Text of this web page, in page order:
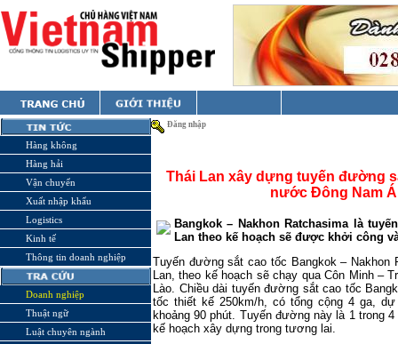
Hàng không
Hàng hải
Vận chuyển
Xuất nhập khẩu
Logistics
Kinh tế
Thông tin doanh nghiệp
Doanh nghiệp
Thuật ngữ
Luật chuyên ngành
Đăng nhập
Thái Lan xây dựng tuyến đường
nước Đông Nam Á
Bangkok – Nakhon Ratchasima là
Lan theo kế hoạch sẽ được khởi công
Tuyến đường sắt cao tốc Bangkok– Nakhon
Lan, theo kế hoạch sẽ chạy qua Côn Minh –
Lào. Chiều dài tuyến đường sắt cao tốc
tốc thiết kế 250km/h, có tổng cộng 4 ga,
khoảng 90 phút. Tuyến đường này là 1 trong
kế hoạch xây dựng trong tương lai.